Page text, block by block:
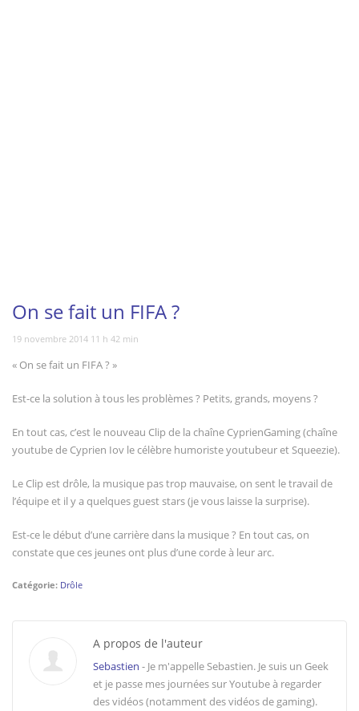
On se fait un FIFA ?
19 novembre 2014 11 h 42 min
« On se fait un FIFA ? »
Est-ce la solution à tous les problèmes ? Petits, grands, moyens ?
En tout cas, c’est le nouveau Clip de la chaîne CyprienGaming (chaîne
youtube de Cyprien Iov le célèbre humoriste youtubeur et Squeezie).
Le Clip est drôle, la musique pas trop mauvaise, on sent le travail de
l’équipe et il y a quelques guest stars (je vous laisse la surprise).
Est-ce le début d’une carrière dans la musique ? En tout cas, on
constate que ces jeunes ont plus d’une corde à leur arc.
Catégorie: Drôle
A propos de l'auteur
Sebastien - Je m'appelle Sebastien. Je suis un Geek
et je passe mes journées sur Youtube à regarder
des vidéos (notamment des vidéos de gaming).